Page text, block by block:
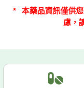
* 本藥品資訊僅供您
慮，